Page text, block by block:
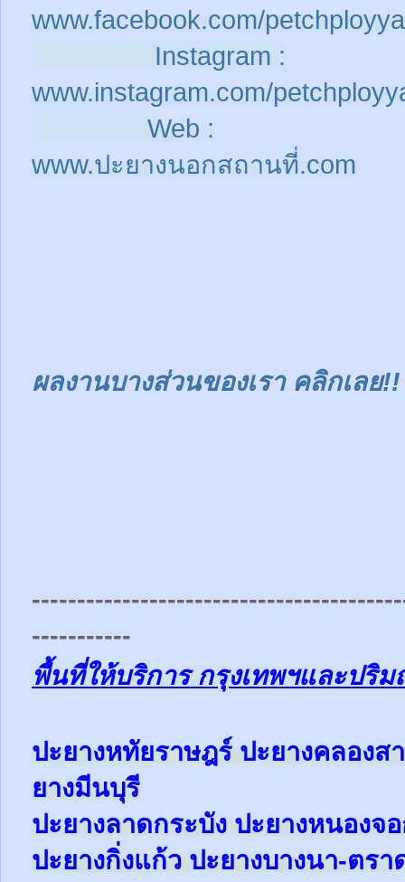
www.facebook.com/
Instagram :
www.instagram.com/
Web :
www.ปะยางนอกสถานที่.com
ผลงานบางส่วนของเรา คลิกเลย!!
-----------
พื้นที่ให้บริการ กรุงเทพฯและปริ
ปะยางหทัยราษฎร์ ปะยางคลองส
ยางมีนบุรี
ปะยางลาดกระบัง ปะยางหนองจ
ปะยางกิ่งแก้วปะยางบางนา-ตร